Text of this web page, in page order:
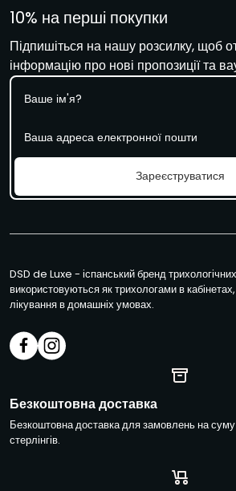
10% на перші покупки
Підпишіться на нашу розсилку, щоб
інформацію про нові пропозиції та
е
т
р
н
а
п
о
т
а
Е
л
е
к
Зареєструватися
DSD de Luxe - іспанський бренд трихологічних
використовуються як трихологами в
лікування в домашніх умовах.
Безкоштовна доставка
Безкоштовна доставка для замовлень на
стерлінгів.